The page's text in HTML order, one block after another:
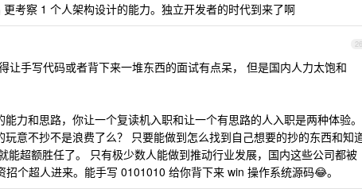
考察 1 个人架构设计的能力。独立开发者的时代到来了啊
26
让手写代码或者背下来一堆东西的面试有点呆， 但是国内人力太饱和
力和思路，你让一个复读机入职和让一个有思路的人入职是两种体验。
意不抄不是浪费了么？ 只要能做到怎么找到自己想要的抄的东西和知
能超额胜任了。 只有极少数人能做到推动行业发展，国内这些公司都被
个超人进来。能手写 0101010 给你背下来 win 操作系统源码😂。